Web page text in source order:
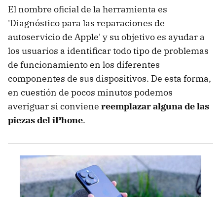
El nombre oficial de la herramienta es
'Diagnóstico para las reparaciones de
autoservicio de Apple' y su objetivo es ayudar a
los usuarios a identificar todo tipo de problemas
de funcionamiento en los diferentes
componentes de sus dispositivos. De esta forma,
en cuestión de pocos minutos podemos
averiguar si conviene reemplazar alguna de las
piezas del iPhone.